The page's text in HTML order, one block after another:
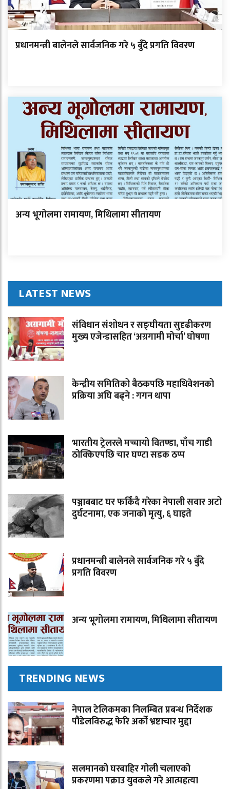
प्रधानमन्त्री बालेनले सार्वजनिक गरे ५ बुँदे प्रगति विवरण
अन्य भूगोलमा रामायण, मिथिलामा सीतायण
LATEST NEWS
संविधान संशोधन र सङ्घीयता सुदृढीकरण
मुख्य एजेन्डासहित ‘अग्रगामी मोर्चा’ घोषणा
केन्द्रीय समितिको बैठकपछि महाधिवेशनको
प्रक्रिया अघि बढ्ने : गगन थापा
भारतीय ट्रेलरले मच्चायो वितण्डा, पाँच गाडी
ठोक्किएपछि चार घण्टा सडक ठप्प
पञ्जाबबाट घर फर्किंदै गरेका नेपाली सवार अटो
दुर्घटनामा, एक जनाको मृत्यु, ६ घाइते
प्रधानमन्त्री बालेनले सार्वजनिक गरे ५ बुँदे
प्रगति विवरण
अन्य भूगोलमा रामायण, मिथिलामा सीतायण
TRENDING NEWS
नेपाल टेलिकमका निलम्बित प्रबन्ध निर्देशक
पौडेलविरुद्ध फेरि अर्को भ्रष्टाचार मुद्दा
सलमानको घरबाहिर गोली चलाएको
प्रकरणमा पक्राउ युवकले गरे आत्महत्या